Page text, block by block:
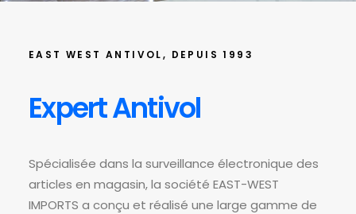
EAST WEST ANTIVOL, DEPUIS 1993
Expert Antivol
Spécialisée dans la surveillance électronique des
articles en magasin, la société EAST-WEST
IMPORTS a conçu et réalisé une large gamme de